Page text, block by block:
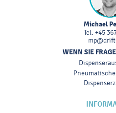
Michael
Tel. +45
WENN SIE